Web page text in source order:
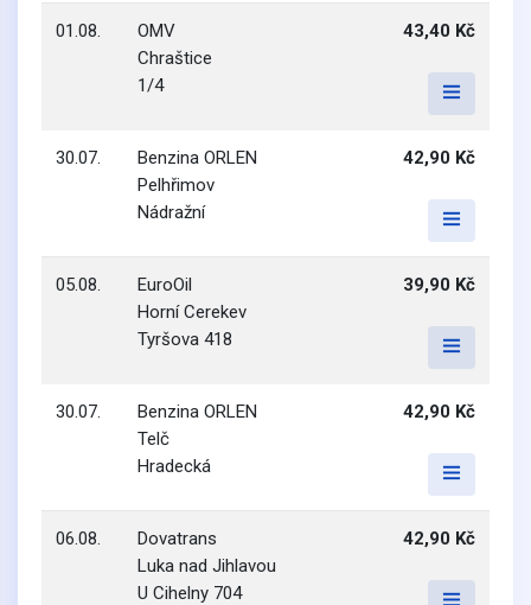
01.08.
OMV
Chraštice
1/4
43,40 Kč
30.07.
Benzina ORLEN
Pelhřimov
Nádražní
42,90 Kč
05.08.
EuroOil
Horní Cerekev
Tyršova 418
39,90 Kč
30.07.
Benzina ORLEN
Telč
Hradecká
42,90 Kč
06.08.
Dovatrans
Luka nad Jihlavou
U Cihelny 704
42,90 Kč